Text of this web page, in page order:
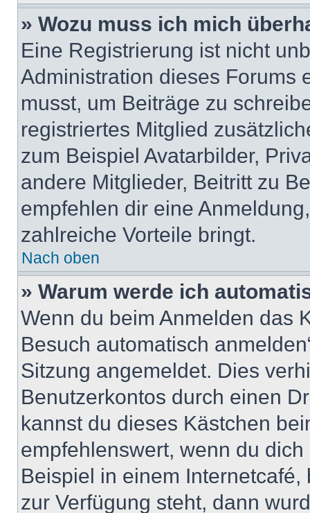
» Wozu muss ich mich
Eine Registrierung ist nicht
Administration dieses Forums
musst, um Beiträge zu
registriertes Mitglied
zum Beispiel Avatarbilder,
andere Mitglieder, Beitritt zu
empfehlen dir eine
zahlreiche Vorteile bringt.
Nach oben
» Warum werde ich
Wenn du beim Anmelden das
Besuch automatisch
Sitzung angemeldet. Dies
Benutzerkontos durch einen
kannst du dieses Kästchen
empfehlenswert, wenn du
Beispiel in einem
zur Verfügung steht, dann